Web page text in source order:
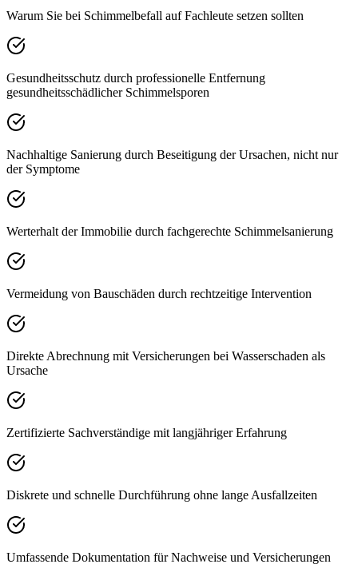
Warum Sie bei Schimmelbefall auf Fachleute setzen sollten
Gesundheitsschutz durch professionelle Entfernung
gesundheitsschädlicher Schimmelsporen
Nachhaltige Sanierung durch Beseitigung der Ursachen, nicht nur
der Symptome
Werterhalt der Immobilie durch fachgerechte Schimmelsanierung
Vermeidung von Bauschäden durch rechtzeitige Intervention
Direkte Abrechnung mit Versicherungen bei Wasserschaden als
Ursache
Zertifizierte Sachverständige mit langjähriger Erfahrung
Diskrete und schnelle Durchführung ohne lange Ausfallzeiten
Umfassende Dokumentation für Nachweise und Versicherungen